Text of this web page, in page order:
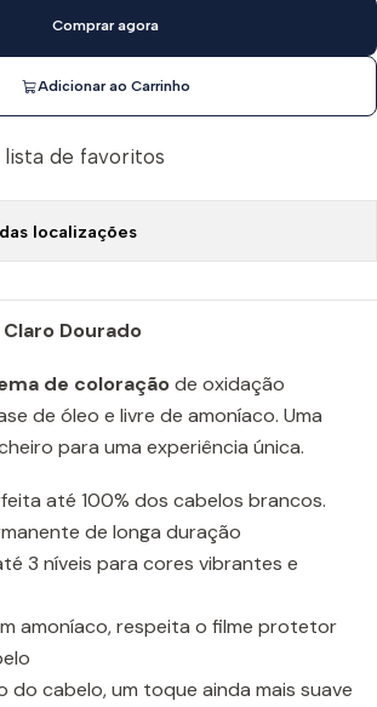
Adicionar ao Carrinho
Comprar agora
lista de favoritos
localizações
Dourado
de coloraçãode oxidação
de óleo e livre de amoníaco. Uma
para uma experiência única.
até 100% dos cabelos brancos.
de longa duração
3 níveis para cores vibrantes e
amoníaco, respeita o filme protetor
do cabelo, um toque ainda mais suave